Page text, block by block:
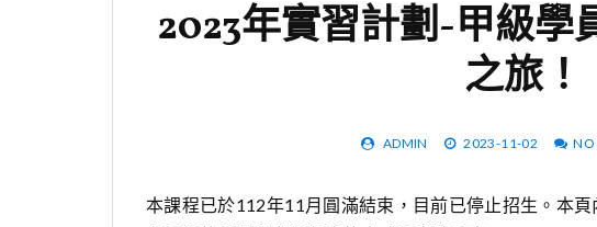
2023年實習計劃-甲級學
之旅！
ADMIN 2023-11-02 NO
本課程已於112年11月圓滿結束，目前已停止招生。本